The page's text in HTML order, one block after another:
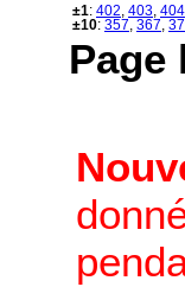
±1: 402 403 404
±10: 357 367
Page